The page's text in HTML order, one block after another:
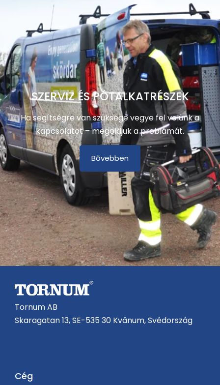
SZERVIZ ÉS PÓTALKATRÉSZEK
Ha segítségre van szüksége vegye fel velünk a
kapcsolatot – megoldjuk a problámát.
Bővebben
Tornum AB
Skaragatan 13, SE-535 30 Kvänum, Svédország
Cég